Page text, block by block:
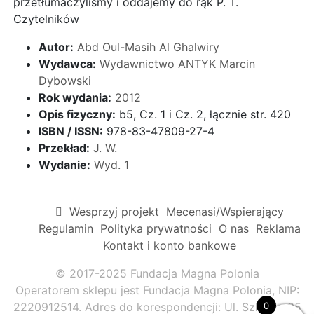
Czytelników
Autor: Abd Oul-Masih Al Ghalwiry
Wydawca: Wydawnictwo ANTYK Marcin
Dybowski
Rok wydania: 2012
Opis fizyczny: b5, Cz. 1 i Cz. 2, łącznie str. 420
ISBN / ISSN: 978-83-47809-27-4
Przekład: J. W.
Wydanie: Wyd. 1
Wesprzyj projekt Mecenasi/Wspierający
Regulamin Polityka prywatności O nas Reklama
Kontakt i konto bankowe
© 2017-2025 Fundacja Magna Polonia
Operatorem sklepu jest Fundacja Magna Polonia, NIP:
2220912514. Adres do korespondencji: Ul. Szkolna 95
0